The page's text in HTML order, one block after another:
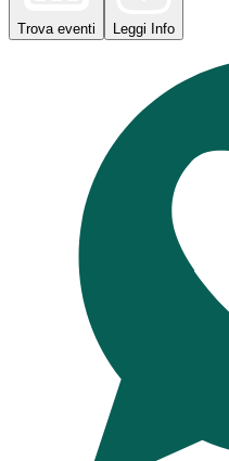
Trova eventi Leggi Info